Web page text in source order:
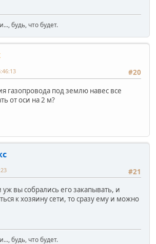
будь, что будет.
#20
газопровода под землю навес все
от оси на 2 м?
#21
вы собрались его закапывать, и
к хозяину сети, то сразу ему и можно
будь, что будет.